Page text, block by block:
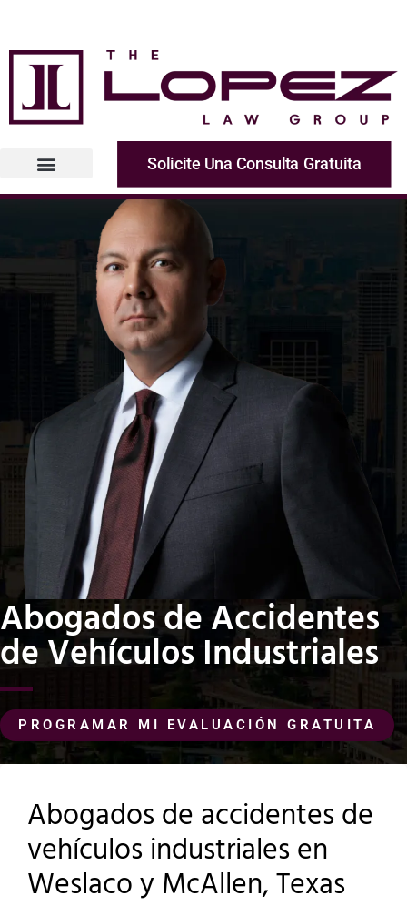
Solicite Una Consulta Gratuita
Abogados de Accidentes
de Vehículos Industriales
PROGRAMAR MI EVALUACIÓN GRATUITA
Abogados de accidentes de
vehículos industriales en
Weslaco y McAllen, Texas